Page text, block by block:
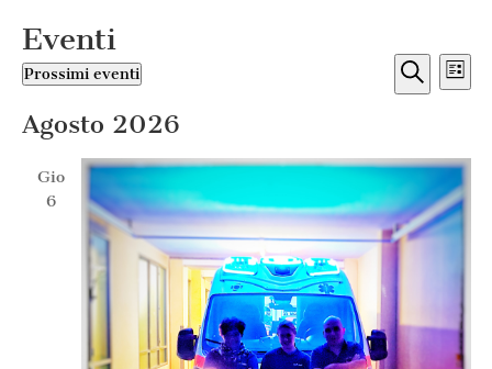
Eventi
Eventi
viste
Cerca
Lista
Prossimi eventi
la
Agosto 2026
Gio
6